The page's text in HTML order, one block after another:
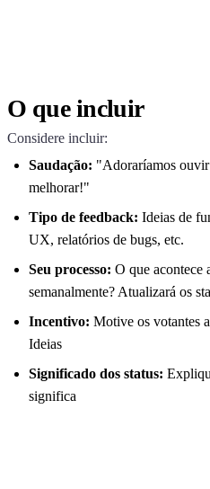
O que incluir
Considere incluir:
Saudação: "Adoraríamos
melhorar!"
Tipo de feedback: Ideias de
UX, relatórios de bugs, etc.
Seu processo: O que acontece
semanalmente? Atualizará os
Incentivo: Motive os votantes
Ideias
Significado dos status:
significa